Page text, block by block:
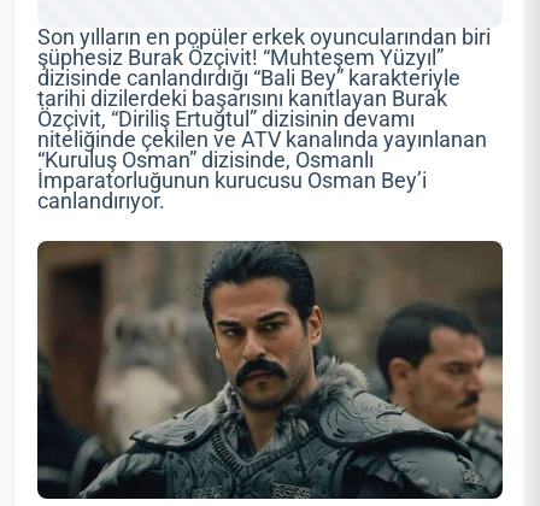
Son yılların en popüler erkek oyuncularından biri
şüphesiz Burak Özçivit! “Muhteşem Yüzyıl”
dizisinde canlandırdığı “Bali Bey” karakteriyle
tarihi dizilerdeki başarısını kanıtlayan Burak
Özçivit, “Diriliş Ertuğtul” dizisinin devamı
niteliğinde çekilen ve ATV kanalında yayınlanan
“Kuruluş Osman” dizisinde, Osmanlı
İmparatorluğunun kurucusu Osman Bey’i
canlandırıyor.